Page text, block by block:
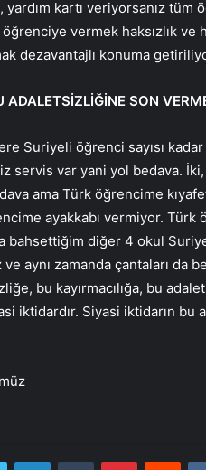
kartı veriyorsanız tüm
vermek haksızlık ve
dezavantajlı konuma
ADALETSİZLİĞİNE SON
Suriyeli öğrenci sayısı
servis var yani yol bedava. İki,
ama Türk öğrencime
ayakkabı vermiyor.
bahsettiğim diğer 4 okul
ve aynı zamanda çantaları
bu kayırmacılığa, bu
iktidardır. Siyasi iktidarın bu
Twitter LinkedInTumblr Pinterest